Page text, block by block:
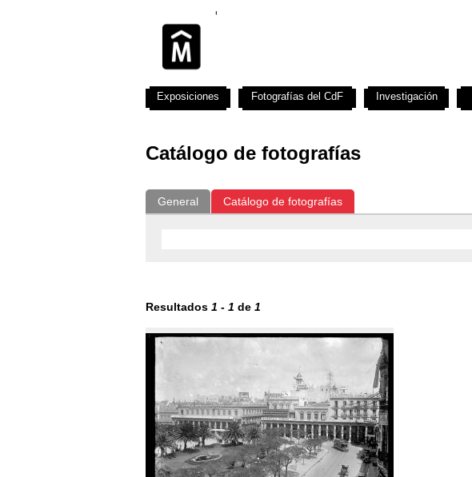
Catálogo de fotografías
General Catálogo de fotografías
Resultados 1 - 1 de 1
Exposiciones Fotografías del CdF Investigación